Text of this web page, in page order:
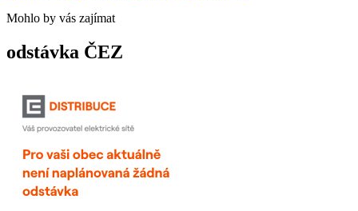
Mohlo by vás zajímat
odstávka ČEZ